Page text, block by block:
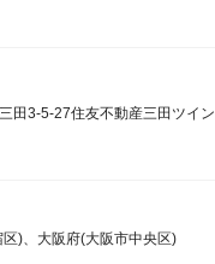
田3-5-27住友不動産三田ツイン
)、大阪府(大阪市中央区)